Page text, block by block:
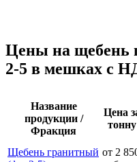
Цены на щебень
2-5 в мешках с
Название
продукции /
Фракция
Цена
тонну
Щебень гранитный от 2